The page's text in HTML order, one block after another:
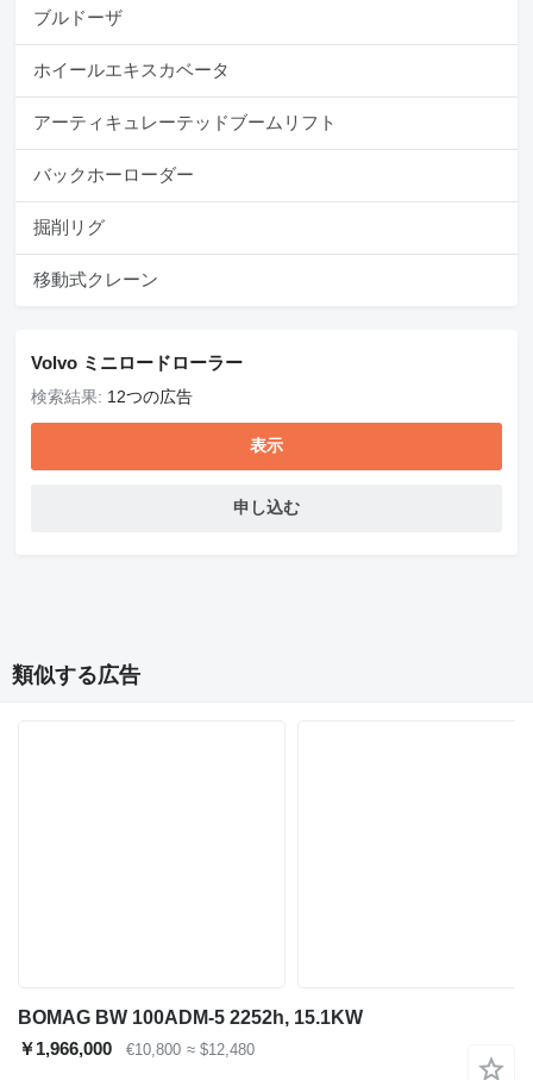
ブルドーザ
ホイールエキスカベータ
アーティキュレーテッドブームリフト
バックホーローダー
掘削リグ
移動式クレーン
Volvo ミニロードローラー
検索結果: 12つの広告
表示
申し込む
類似する広告
BOMAG BW 100ADM-5 2252h, 15.1KW
￥1,966,000
€10,800 ≈ $12,480